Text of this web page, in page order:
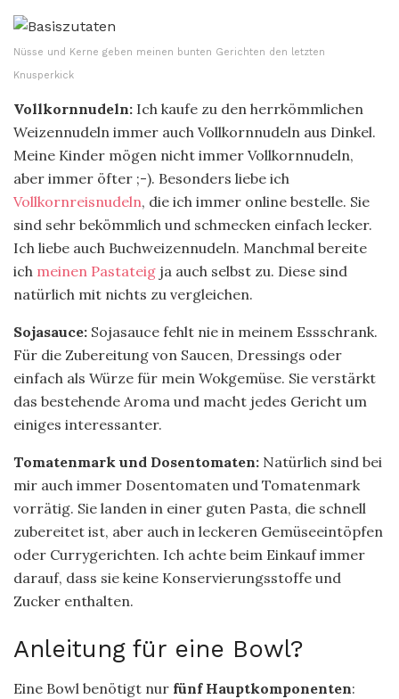
Nüsse und Kerne geben meinen bunten Gerichten den letzten
Knusperkick
Vollkornnudeln: Ich kaufe zu den herrkömmlichen
Weizennudeln immer auch Vollkornnudeln aus Dinkel.
Meine Kinder mögen nicht immer Vollkornnudeln,
aber immer öfter ;-). Besonders liebe ich
Vollkornreisnudeln, die ich immer online bestelle. Sie
sind sehr bekömmlich und schmecken einfach lecker.
Ich liebe auch Buchweizennudeln. Manchmal bereite
ich meinen Pastateig ja auch selbst zu. Diese sind
natürlich mit nichts zu vergleichen.
Sojasauce: Sojasauce fehlt nie in meinem Essschrank.
Für die Zubereitung von Saucen, Dressings oder
einfach als Würze für mein Wokgemüse. Sie verstärkt
das bestehende Aroma und macht jedes Gericht um
einiges interessanter.
Tomatenmark und Dosentomaten: Natürlich sind bei
mir auch immer Dosentomaten und Tomatenmark
vorrätig. Sie landen in einer guten Pasta, die schnell
zubereitet ist, aber auch in leckeren Gemüseeintöpfen
oder Currygerichten. Ich achte beim Einkauf immer
darauf, dass sie keine Konservierungsstoffe und
Zucker enthalten.
Anleitung für eine Bowl?
Eine Bowl benötigt nur fünf Hauptkomponenten: